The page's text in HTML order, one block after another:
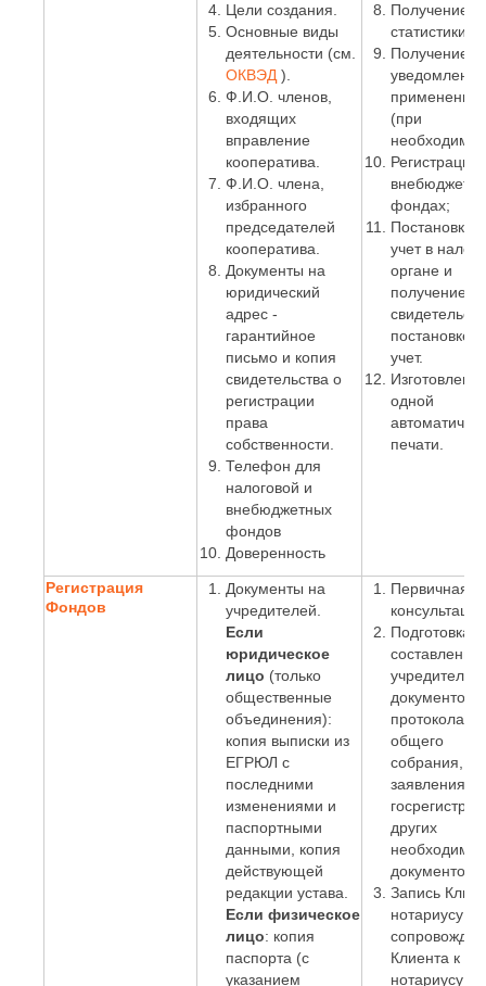
Цели создания.
Основные виды
деятельности (см.
ОКВЭД ).
Ф.И.О. членов,
входящих
вправление
кооператива.
Ф.И.О. члена,
избранного
председателей
кооператива.
Документы на
юридический
адрес -
гарантийное
письмо и копия
свидетельства о
регистрации
права
собственности.
Телефон для
налоговой и
внебюджетных
фондов
Доверенность
Получение
статистики.
Получение
(при
Регистрация
фондах;
Постановка
учет в
органе и
получение
постановке
учет.
одной
печати.
Регистрация
Фондов
Документы на
учредителей.
Если
юридическое
лицо (только
общественные
объединения):
копия выписки из
ЕГРЮЛ с
последними
изменениями и
паспортными
данными, копия
действующей
редакции устава.
Если физическое
лицо: копия
паспорта (с
указанием
Первичная
Подготовка и
составление
документов,
протокола
общего
собрания,
заявления о
других
документов.
Запись
нотариусу и
Клиента к
нотариусу